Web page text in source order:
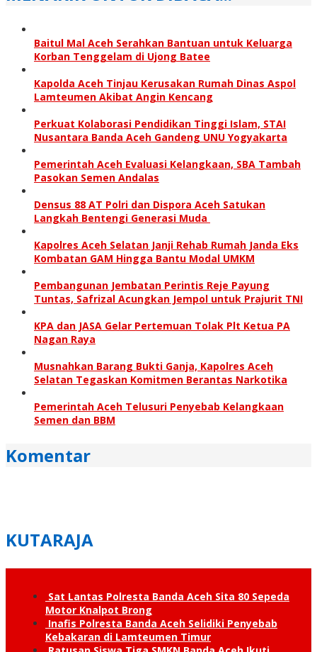
Baitul Mal Aceh Serahkan Bantuan untuk Keluarga
Korban Tenggelam di Ujong Batee
Kapolda Aceh Tinjau Kerusakan Rumah Dinas Aspol
Lamteumen Akibat Angin Kencang
Perkuat Kolaborasi Pendidikan Tinggi Islam, STAI
Nusantara Banda Aceh Gandeng UNU Yogyakarta
Pemerintah Aceh Evaluasi Kelangkaan, SBA Tambah
Pasokan Semen Andalas
Densus 88 AT Polri dan Dispora Aceh Satukan
Langkah Bentengi Generasi Muda
Kapolres Aceh Selatan Janji Rehab Rumah Janda Eks
Kombatan GAM Hingga Bantu Modal UMKM
Pembangunan Jembatan Perintis Reje Payung
Tuntas, Safrizal Acungkan Jempol untuk Prajurit TNI
KPA dan JASA Gelar Pertemuan Tolak Plt Ketua PA
Nagan Raya
Musnahkan Barang Bukti Ganja, Kapolres Aceh
Selatan Tegaskan Komitmen Berantas Narkotika
Pemerintah Aceh Telusuri Penyebab Kelangkaan
Semen dan BBM
Komentar
KUTARAJA
Sat Lantas Polresta Banda Aceh Sita 80 Sepeda
Motor Knalpot Brong
Inafis Polresta Banda Aceh Selidiki Penyebab
Kebakaran di Lamteumen Timur